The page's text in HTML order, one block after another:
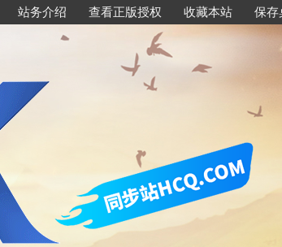
站务介绍 查看正版授权 收藏本站 保存